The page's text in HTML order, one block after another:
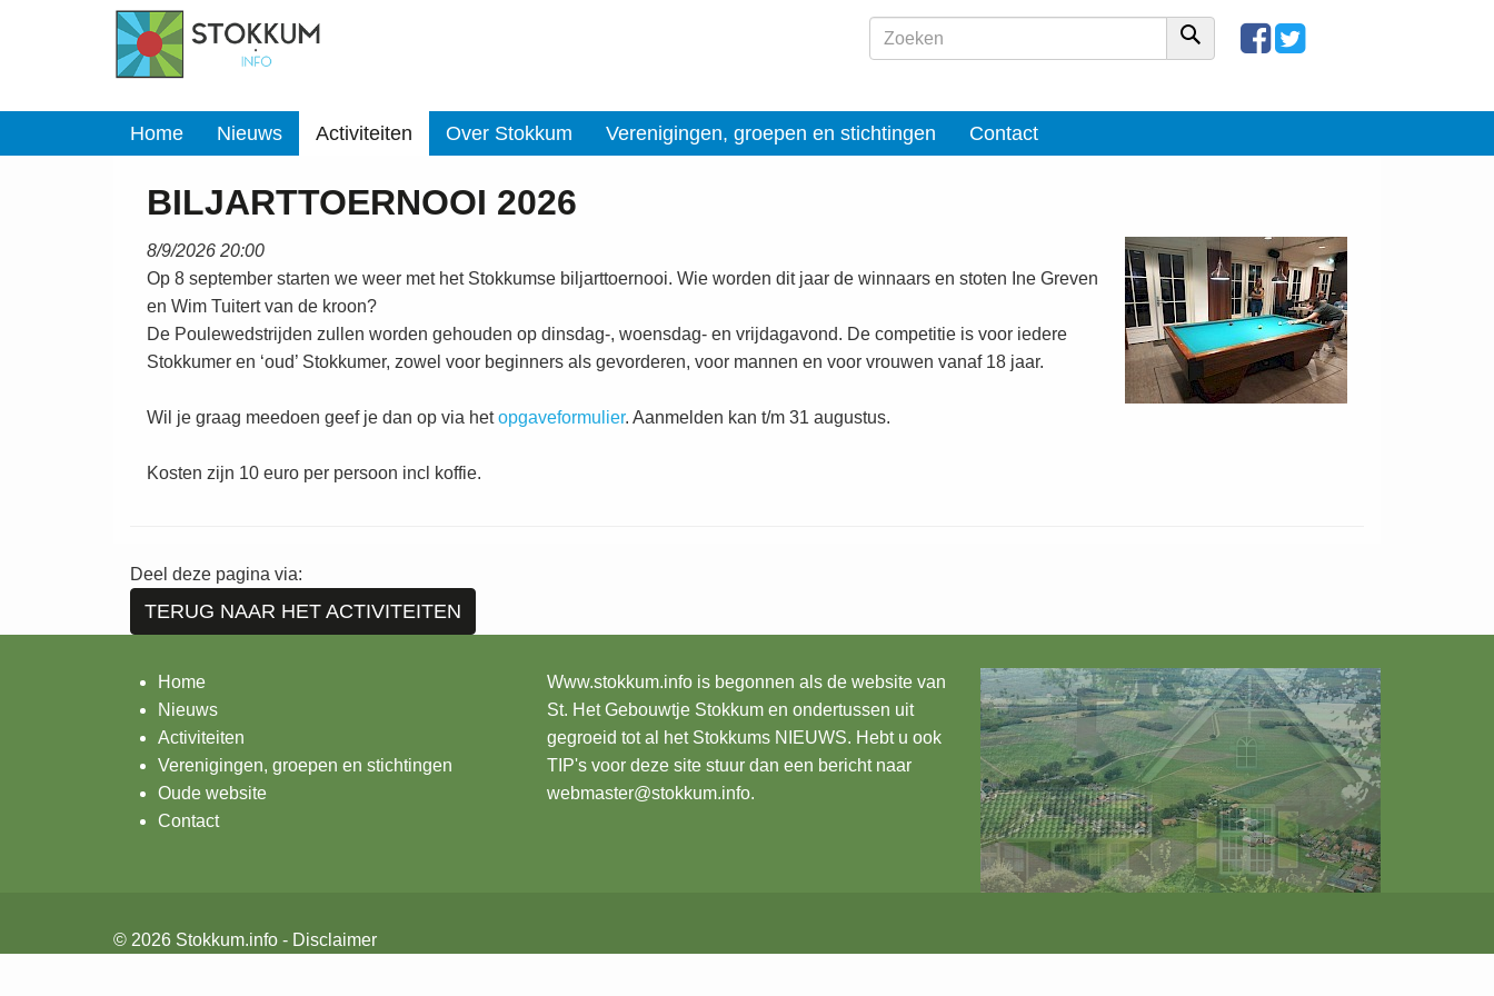
Home Nieuws Activiteiten Over Stokkum Verenigingen, groepen en stichtingen Contact
BILJARTTOERNOOI 2026
8/9/2026 20:00
Op 8 september starten we weer met het Stokkumse biljarttoernooi. Wie worden dit jaar de winnaars en stoten Ine Greven
en Wim Tuitert van de kroon?
De Poulewedstrijden zullen worden gehouden op dinsdag-, woensdag- en vrijdagavond. De competitie is voor iedere
Stokkumer en ‘oud’ Stokkumer, zowel voor beginners als gevorderen, voor mannen en voor vrouwen vanaf 18 jaar.
Wil je graag meedoen geef je dan op via hetopgaveformulier. Aanmelden kan t/m 31 augustus.
Kosten zijn 10 euro per persoon incl koffie.
Deel deze pagina via:
TERUG NAAR HET ACTIVITEITEN
Home
Nieuws
Activiteiten
Verenigingen, groepen en stichtingen
Oude website
Contact
Www.stokkum.info is begonnen als de website van
St. Het Gebouwtje Stokkum en ondertussen uit
gegroeid tot al het Stokkums NIEUWS. Hebt u ook
TIP's voor deze site stuur dan een bericht naar
webmaster@stokkum.info.
© 2026 Stokkum.info - Disclaimer